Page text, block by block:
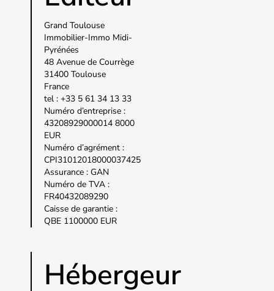
Grand Toulouse
Immobilier-Immo Midi-
Pyrénées
48 Avenue de Courrège
31400 Toulouse
France
tel : +33 5 61 34 13 33
Numéro d’entreprise :
43208929000014 8000
EUR
Numéro d’agrément :
CPI31012018000037425
Assurance : GAN
Numéro de TVA :
FR40432089290
Caisse de garantie :
QBE 1100000 EUR
Hébergeur